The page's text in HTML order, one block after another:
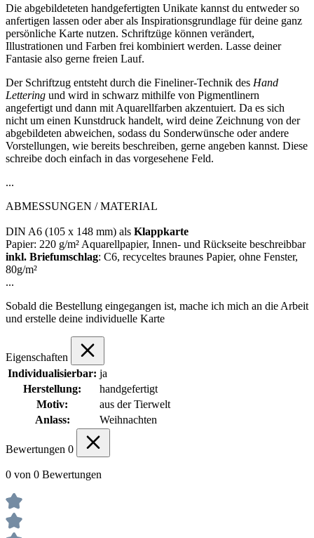
Die abgebildeteten handgefertigten Unikate kannst du entweder so
anfertigen lassen oder aber als Inspirationsgrundlage für deine ganz
persönliche Karte nutzen. Schriftzüge können verändert,
Illustrationen und Farben frei kombiniert werden. Lasse deiner
Fantasie also gerne freien Lauf.
Der Schriftzug entsteht durch die Fineliner-Technik des Hand
Lettering und wird in schwarz mithilfe von Pigmentlinern
angefertigt und dann mit Aquarellfarben akzentuiert. Da es sich
nicht um einen Kunstdruck handelt, wird deine Zeichnung von der
abgebildeten abweichen, sodass du Sonderwünsche oder andere
Vorstellungen, wie bereits beschreiben, gerne angeben kannst. Diese
schreibe doch einfach in das vorgesehene Feld.
...
ABMESSUNGEN / MATERIAL
DIN A6 (105 x 148 mm) als Klappkarte
Papier: 220 g/m² Aquarellpapier, Innen- und Rückseite beschreibbar
inkl. Briefumschlag: C6, recyceltes braunes Papier, ohne Fenster,
80g/m²
...
Sobald die Bestellung eingegangen ist, mache ich mich an die Arbeit
und erstelle deine individuelle Karte
Eigenschaften
Individualisierbar: ja
Herstellung:
handgefertigt
Motiv:
aus der Tierwelt
Anlass:
Weihnachten
Bewertungen 0
0 von 0 Bewertungen